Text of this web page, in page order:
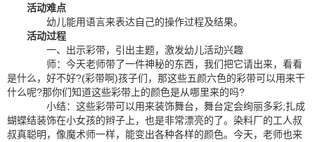
活动难点
幼儿能用语言来表达自己的操作过程及结果。
活动过程
一、出示彩带，引出主题，激发幼儿活动兴趣
师：今天老师带了一件神秘的东西，我们把它请出来，看看
是什么，好不好?(彩带啊)孩子们，那这些五颜六色的彩带可以用来干
什么呢?那你们知道这些彩带上的颜色是从哪里来的吗?
小结：这些彩带可以用来装饰舞台，舞台定会绚丽多彩;扎成
蝴蝶结装饰在小女孩的辫子上，也是非常漂亮的了。染料厂的工人叔
叔真聪明，像魔术师一样，能变出各种各样的颜色。今天，老师也来